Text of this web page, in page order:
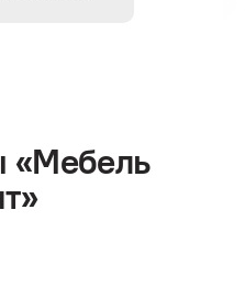
«Мебель